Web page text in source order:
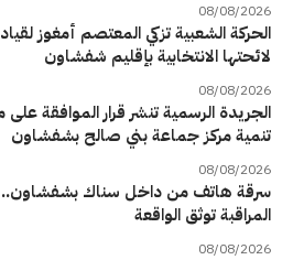
08/08/2026
الحركة الشعبية تزكي المعتصم أمغوز
لائحتها الانتخابية بإقليم شفشاون
08/08/2026
الجريدة الرسمية تنشر قرار الموافقة
تنمية مركز جماعة بني صالح بشفشاون
08/08/2026
سرقة هاتف من داخل سناك بشفشاون..
المراقبة توثق الواقعة
08/08/2026